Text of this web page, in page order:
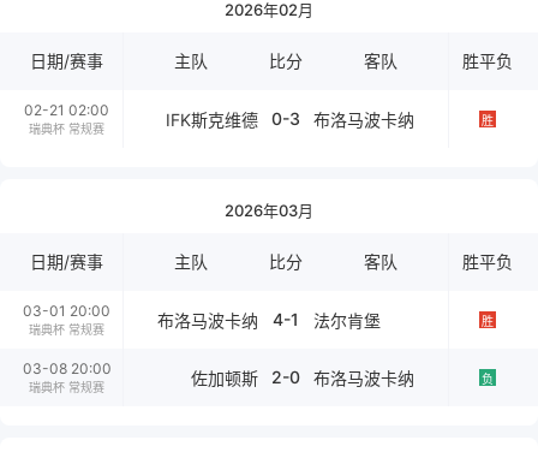
2026年02月
日期/赛事 主队 比分 客队 胜平负
02-21 02:00
瑞典杯 常规赛 IFK斯克维德 0-3 布洛马波卡纳 胜
2026年03月
日期/赛事 主队 比分 客队 胜平负
03-01 20:00
瑞典杯 常规赛 布洛马波卡纳 4-1 法尔肯堡 胜
03-08 20:00
瑞典杯 常规赛 佐加顿斯 2-0 布洛马波卡纳 负